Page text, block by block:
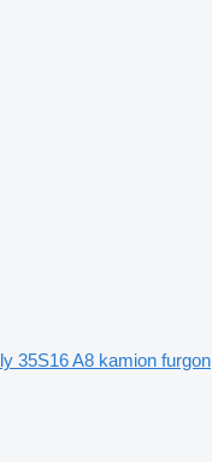
35S16 A8 kamion furgon